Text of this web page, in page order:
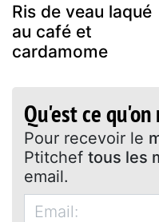
Ris de veau laqué
au café et
cardamome
Qu'est ce
Pour recevoir le
Ptitchef tous les
email.